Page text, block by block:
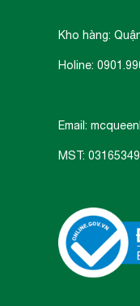
Kho hàng:
Holine:
Email:
MST: